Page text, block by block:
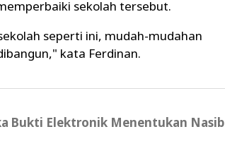
sekolah tersebut.
seperti ini, mudah-mudahan
kata Ferdinan.
Bukti Elektronik Menentukan Nasib